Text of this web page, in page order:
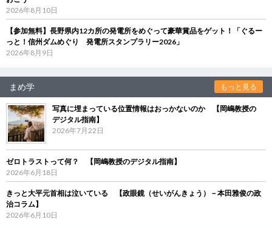
2026年8月10日
【参加無料】長野県内12カ所の発電所をめぐって豪華賞品をゲット！「ぐるー
っと！信州ダムめぐり 発電所スタンプラリー2026」
2026年8月9日
まめ学 もっと見る
写真に埋まっている位置情報はおっかないのか 【岡嶋教授の
デジタル指南】
2026年7月22日
ゼロトラストって何？ 【岡嶋教授のデジタル指南】
2026年6月18日
きっと大平元首相は泣いている 【政眼鏡（せいがんきょう）－本田雅俊の政
治コラム】
2026年6月10日